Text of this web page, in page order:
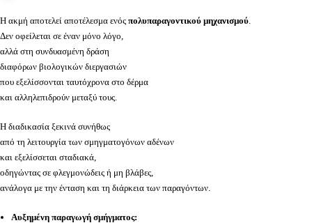
Η ακμή αποτελεί αποτέλεσμα ενός πολυπαραγοντικού μηχανισμού.
Δεν οφείλεται σε έναν μόνο λόγο,
αλλά στη συνδυασμένη δράση
διαφόρων βιολογικών διεργασιών
που εξελίσσονται ταυτόχρονα στο δέρμα
και αλληλεπιδρούν μεταξύ τους.
Η διαδικασία ξεκινά συνήθως
από τη λειτουργία των σμηγματογόνων αδένων
και εξελίσσεται σταδιακά,
οδηγώντας σε φλεγμονώδεις ή μη βλάβες,
ανάλογα με την ένταση και τη διάρκεια των παραγόντων.
Αυξημένη παραγωγή σμήγματος: